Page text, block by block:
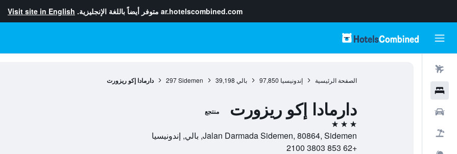
ar.hotelscombined.com متوفر أيضاً باللغة الإنجليزية. Visit site in English
الصفحة الرئيسية إندونيسيا 97,850 بالي 39,198
Sidemen
297 دارمادا إكو ريزورت
دارمادا إكو ريزورت منتجع
3 نجوم
Jalan Darmada Sidemen, 80864, Sidemen, بالي, إندونيسيا
+62 853 3803 2100